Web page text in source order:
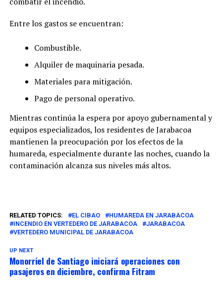
Entre los gastos se encuentran:
Combustible.
Alquiler de maquinaria pesada.
Materiales para mitigación.
Pago de personal operativo.
Mientras continúa la espera por apoyo gubernamental y
equipos especializados, los residentes de Jarabacoa
mantienen la preocupación por los efectos de la
humareda, especialmente durante las noches, cuando la
contaminación alcanza sus niveles más altos.
RELATED TOPICS: EL CIBAO
HUMAREDA EN JARABACOA
INCENDIO EN VERTEDERO DE JARABACOA
JARABACOA
VERTEDERO MUNICIPAL DE JARABACOA
UP NEXT
Monorriel de Santiago iniciará operaciones con
pasajeros en diciembre, confirma Fitram